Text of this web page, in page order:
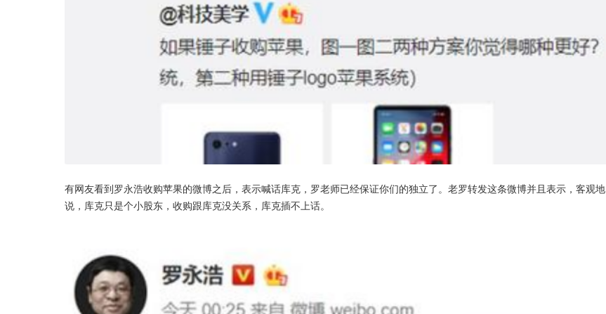
有网友看到罗永浩收购苹果的微博之后，表示喊话库克，罗老师已经保证你们的独立了。老罗转发这条微博并且表示，客观地
说，库克只是个小股东，收购跟库克没关系，库克插不上话。